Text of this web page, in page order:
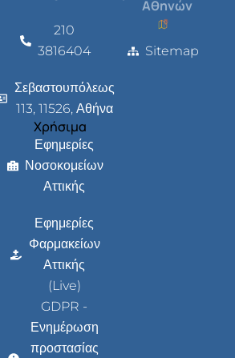
210
3816404
Σεβαστουπόλεως
113, 11526, Αθήνα
Χρήσιμα
Εφημερίες
Νοσοκομείων
Αττικής
Εφημερίες
Φαρμακείων
Αττικής
(Live)
GDPR -
Ενημέρωση
προστασίας
Αθηνών
Sitemap